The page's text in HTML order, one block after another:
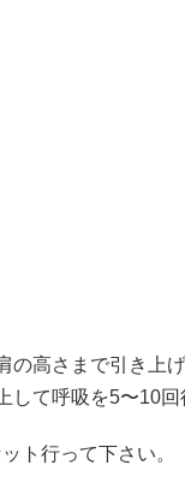
高さまで引き上
して呼吸を5〜10回
ト行って下さい。